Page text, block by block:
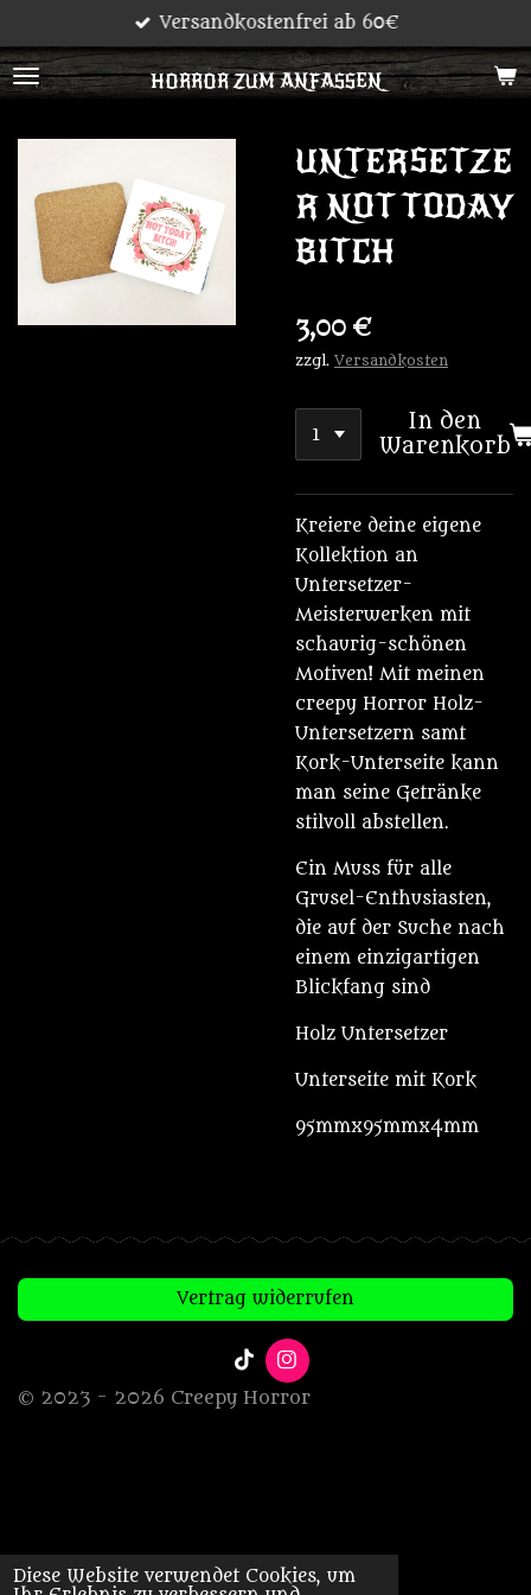
Diese Website verwendet Cookies, um
Hauptinhalt
springen
HORROR ZUM ANFASSEN
Versandkostenfrei ab 60€
UNTERSETZE
R NOT TODAY
BITCH
3,00 €
zzgl. Versandkosten
In den
Warenkorb
Kreiere deine eigene
Kollektion an
Untersetzer-
Meisterwerken mit
schaurig-schönen
Motiven! Mit meinen
creepy Horror Holz-
Untersetzern samt
Kork-Unterseite kann
man seine Getränke
stilvoll abstellen.
Ein Muss für alle
Grusel-Enthusiasten,
die auf der Suche nach
einem einzigartigen
Blickfang sind
Holz Untersetzer
Unterseite mit Kork
95mmx95mmx4mm
Vertrag widerrufen
T
i
k
I
n
s
© 2023 - 2026 Creepy Horror